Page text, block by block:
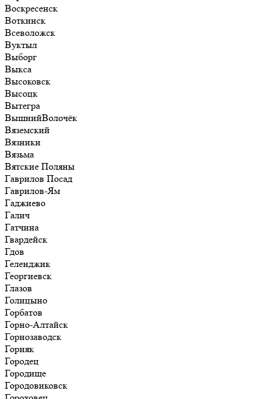
Воскресенск
Воткинск
Всеволожск
Вуктыл
Выборг
Выкса
Высоковск
Высоцк
Вытегра
ВышнийВолочёк
Вяземский
Вязники
Вязьма
Вятские Поляны
Гаврилов Посад
Гаврилов-Ям
Гаджиево
Галич
Гатчина
Гвардейск
Гдов
Геленджик
Георгиевск
Глазов
Голицыно
Горбатов
Горно-Алтайск
Горнозаводск
Горняк
Городец
Городище
Городовиковск